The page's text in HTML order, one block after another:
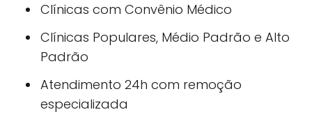
Clínicas com Convênio Médico
Clínicas Populares, Médio Padrão e Alto
Padrão
Atendimento 24h com remoção
especializada